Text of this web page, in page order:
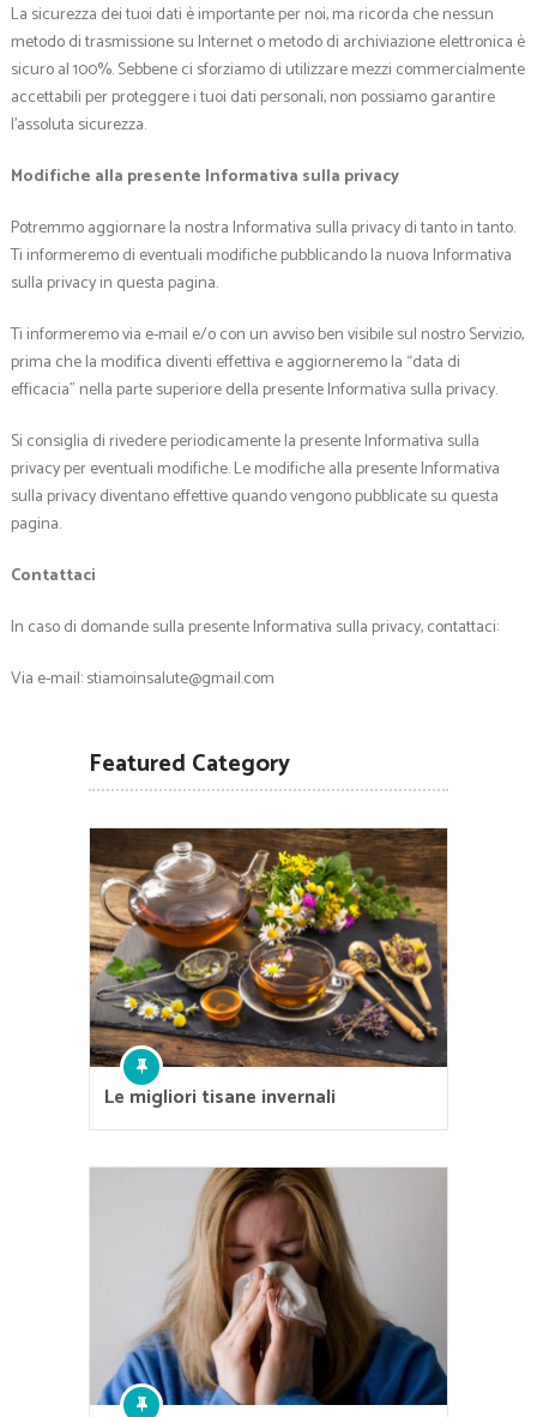
La sicurezza dei tuoi dati è importante per noi, ma ricorda che nessun
metodo di trasmissione su Internet o metodo di archiviazione elettronica è
sicuro al 100%. Sebbene ci sforziamo di utilizzare mezzi commercialmente
accettabili per proteggere i tuoi dati personali, non possiamo garantire
l’assoluta sicurezza.
Modifiche alla presente Informativa sulla privacy
Potremmo aggiornare la nostra Informativa sulla privacy di tanto in tanto.
Ti informeremo di eventuali modifiche pubblicando la nuova Informativa
sulla privacy in questa pagina.
Ti informeremo via e-mail e/o con un avviso ben visibile sul nostro Servizio,
prima che la modifica diventi effettiva e aggiorneremo la “data di
efficacia” nella parte superiore della presente Informativa sulla privacy.
Si consiglia di rivedere periodicamente la presente Informativa sulla
privacy per eventuali modifiche. Le modifiche alla presente Informativa
sulla privacy diventano effettive quando vengono pubblicate su questa
pagina.
Contattaci
In caso di domande sulla presente Informativa sulla privacy, contattaci:
Via e-mail:stiamoinsalute@gmail.com
Featured Category
Le migliori tisane invernali